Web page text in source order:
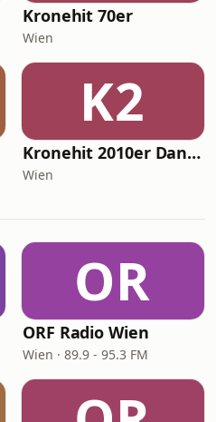
Kronehit 70er
Wien
K2
Kronehit 2010er Dance
Wien
OR
ORF Radio Wien
Wien · 89.9 - 95.3 FM